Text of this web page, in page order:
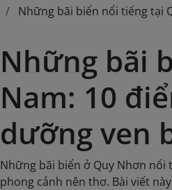
Những bãi biển nổi tiếng tại
Những bãi
Nam: 10
dưỡng ven
Những bãi biển ở Quy Nhơn
phong cảnh nên thơ. Bài viết